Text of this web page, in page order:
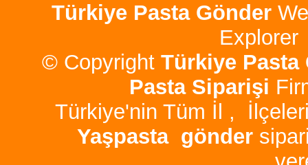
Türkiye Pasta Gönder
Explorer
© Copyright Türkiye Pasta
Pasta Siparişi
Türkiye'nin Tüm İl ,
Yaşpasta gönder